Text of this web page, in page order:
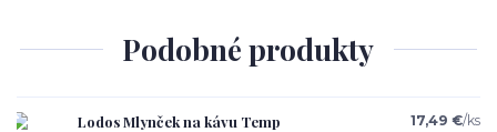
Podobné produkty
Lodos Mlynček na kávu Temp 17,49 €/ks